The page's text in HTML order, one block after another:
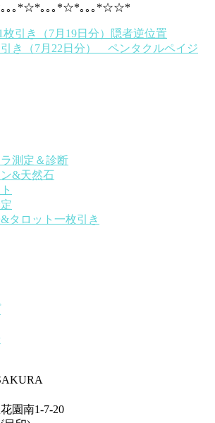
｡｡*☆*｡｡｡*☆*｡｡｡*☆☆*
引き（7月19日分）隠者逆位置
き（7月22日分） ペンタクルペイジ
測定＆診断
&天然石
タロット一枚引き
園南1-7-20